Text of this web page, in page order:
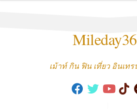
เม้าท์ กิน ฟิน เที่ยว อินเทร